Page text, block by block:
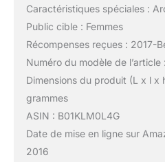
Caractéristiques spéciales :
Public cible : Femmes
Récompenses reçues : 2017-
Numéro du modèle de l’article
Dimensions du produit (L x l x
grammes
ASIN : B01KLM0L4G
Date de mise en ligne sur
2016